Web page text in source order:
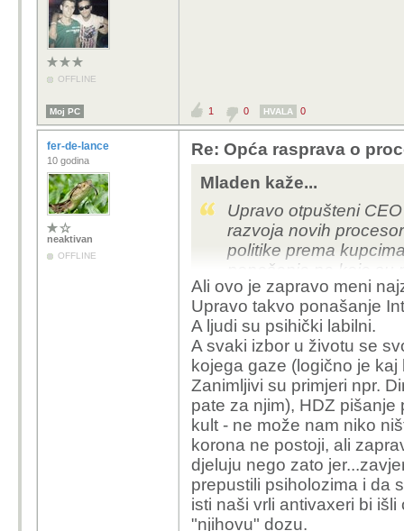
OFFLINE
Moj PC 1 0 HVALA 0
fer-de-lance
10 godina
neaktivan
OFFLINE
Re: Opća rasprava o
Mladen kaže...
Upravo otpušteni
razvoja novih
politike prema
ponašanja na koje
nadmoćnom
ArrowLake štanca
Ali ovo je zapravo meni
Upravo takvo ponašanje
A ljudi su psihički labilni.
A svaki izbor u životu se
kojega gaze (logično je kaj
Zanimljivi su primjeri npr.
pate za njim), HDZ
kult - ne može nam niko
korona ne postoji, ali
djeluju nego zato
prepustili psiholozima i da
isti naši vrli antivaxeri bi
"njihovu" dozu.